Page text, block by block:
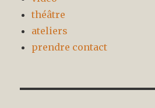
théâtre
ateliers
prendre contact